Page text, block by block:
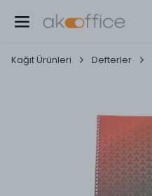
Kağıt Ürünleri Defterler